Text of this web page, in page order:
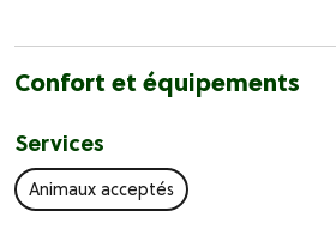
Confort et équipements
Services
Animaux acceptés